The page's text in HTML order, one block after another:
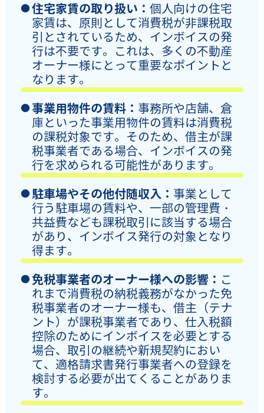
住宅家賃の取り扱い： 個人向けの住宅
家賃は、原則として消費税が非課税取
引とされているため、インボイスの発
行は不要です。これは、多くの不動産
オーナー様にとって重要なポイントと
なります。
事業用物件の賃料： 事務所や店舗、倉
庫といった事業用物件の賃料は消費税
の課税対象です。そのため、借主が課
税事業者である場合、インボイスの発
行を求められる可能性があります。
駐車場やその他付随収入： 事業として
行う駐車場の賃料や、一部の管理費・
共益費なども課税取引に該当する場合
があり、インボイス発行の対象となり
得ます。
免税事業者のオーナー様への影響： こ
れまで消費税の納税義務がなかった免
税事業者のオーナー様も、借主（テナ
ント）が課税事業者であり、仕入税額
控除のためにインボイスを必要とする
場合、取引の継続や新規契約におい
て、適格請求書発行事業者への登録を
検討する必要が出てくることがありま
す。